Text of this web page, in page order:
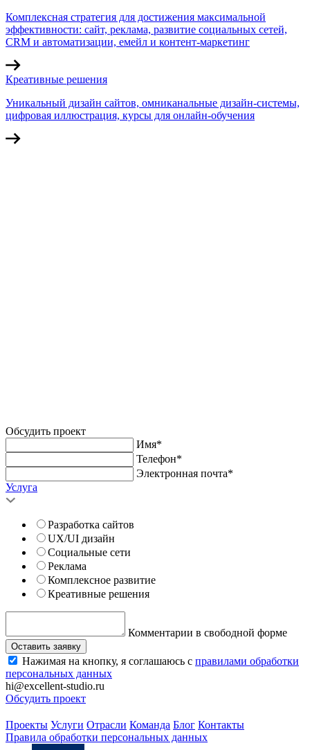
Комплексная стратегия для достижения максимальной
эффективности: сайт, реклама, развитие социальных сетей,
CRM и автоматизации, емейл и контент-маркетинг
Креативные решения
Уникальный дизайн сайтов, омниканальные дизайн-системы,
цифровая иллюстрация, курсы для онлайн-обучения
Обсудить проект
Имя*
Телефон*
Электронная почта*
Услуга
Разработка сайтов
UX/UI дизайн
Социальные сети
Реклама
Комплексное развитие
Креативные решения
Комментарии в свободной форме
Оставить заявку
Нажимая на кнопку, я соглашаюсь с правилами обработки
персональных данных
hi@excellent-studio.ru
Обсудить проект
Проекты Услуги Отрасли Команда Блог Контакты
Правила обработки персональных данных